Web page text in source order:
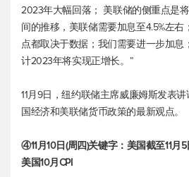
2023年大幅回落； 美联储的侧重点是
间的推移，美联储需要加息至4.5%左
点都取决于数据；我们需要进一步加息
计2023年将实现正增长。”
11月9日，纽约联储主席威廉姆斯发表
国经济和美联储货币政策的最新观点。
④11月10日(周四)关键字：美国截至11月
美国10月CPI